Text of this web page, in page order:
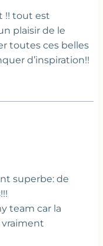
!! tout est
plaisir de le
toutes ces belles
d’inspiration!!
superbe: de
team car la